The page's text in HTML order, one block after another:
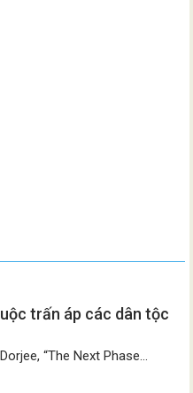
trấn áp các dân tộc
“The Next Phase...